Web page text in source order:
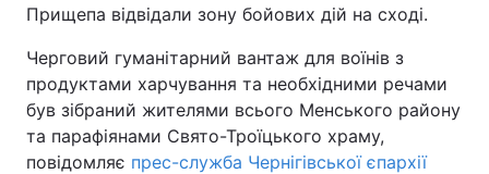
Прищепа відвідали зону бойових дій на сході.
Черговий гуманітарний вантаж для воїнів з
продуктами харчування та необхідними речами
був зібраний жителями всього Менського району
та парафіянами Свято-Троїцького храму,
повідомляє прес-служба Чернігівської єпархії